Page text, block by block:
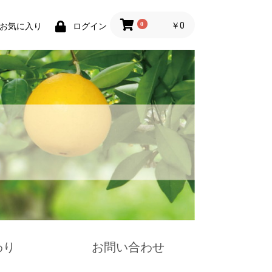
気に入り ログイン 0 ￥0
り お問い合わせ